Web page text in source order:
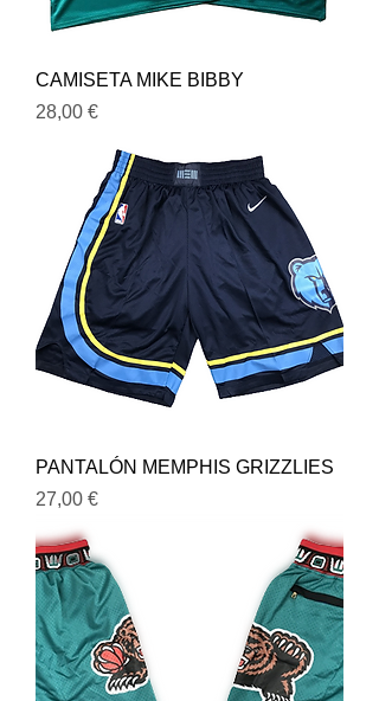
CAMISETA MIKE BIBBY
Precio
28,00 €
PANTALÓN MEMPHIS GRIZZLIES
Precio
27,00 €